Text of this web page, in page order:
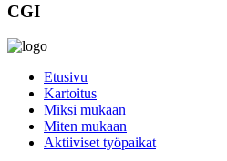
CGI
Etusivu
Kartoitus
Miksi mukaan
Miten mukaan
Aktiiviset työpaikat